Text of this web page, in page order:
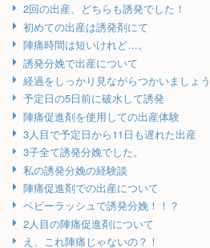
2回の出産、どちらも誘発でした！
初めての出産は誘発剤にて
陣痛時間は短いけれど…。
誘発分娩で出産について
経過をしっかり見ながらつかいましょう
予定日の5日前に破水して誘発
陣痛促進剤を使用しての出産体験
3人目で予定日から11日も遅れた出産
3子全て誘発分娩でした。
私の誘発分娩の経験談
陣痛促進剤での出産について
ベビーラッシュで誘発分娩！！？
2人目の陣痛促進剤について
え、これ陣痛じゃないの？！